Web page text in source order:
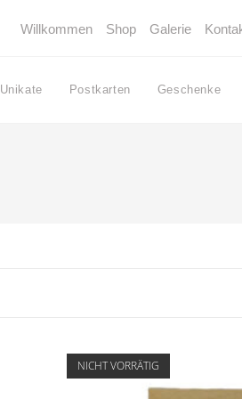
Willkommen Shop Galerie
Unikate Postkarten Geschenke
NICHT VORRÄTIG